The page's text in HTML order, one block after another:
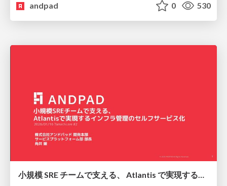
andpad
0 530
小規模 SRE チームで支える、 Atlantis で実現するインフラ管理のセルフサービス化